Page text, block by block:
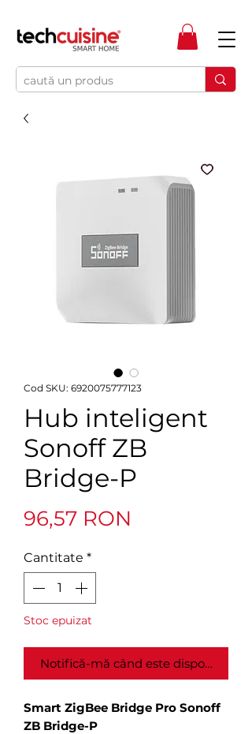
Cod SKU: 6920075777123
Hub inteligent
Sonoff ZB
Bridge-P
96,57 RON
Cantitate *
Stoc epuizat
Notifică-mă când este disponibil
Smart ZigBee Bridge Pro Sonoff
ZB Bridge-P